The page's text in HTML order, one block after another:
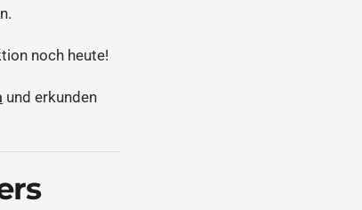
noch heute!
und erkunden